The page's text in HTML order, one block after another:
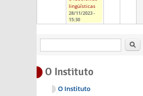
lingüísticas
28/11/2023 -
15:30
Buscar
O Instituto
O Instituto